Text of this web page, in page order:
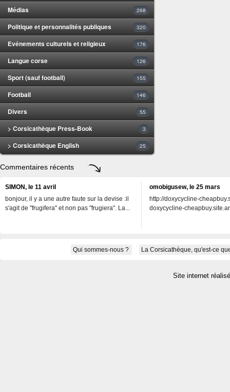
Médias 268
Politique et personnalités publiques 320
Evénements culturels et religieux 176
Langue corse 126
Sport (sauf football) 155
Football 146
Divers 55
> Corsicathèque Press-Book 3
> Corsicathèque English 25
Commentaires récents
SIMON, le 11 avril
bonjour, il y a une autre faute sur la devise :il
s'agit de "frugifera" et non pas "frugiera". La...
omobigusew, le 25 mars
http://doxycycline-
doxycycline-
Qui sommes-nous ? La Corsicathèque, qu'est-ce
Site internet